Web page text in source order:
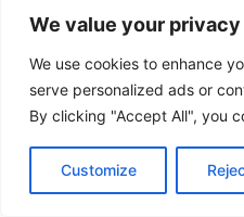
We value your privacy
We use cookies to enhance
serve personalized ads or
By clicking "Accept All", you
Customize